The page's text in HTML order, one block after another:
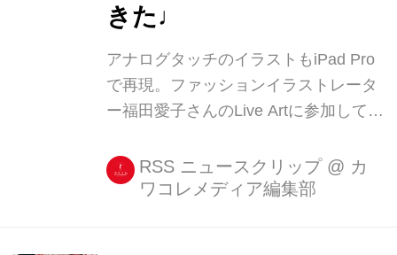
きた♩
アナログタッチのイラストもiPad Pro
で再現。ファッションイラストレータ
ー福田愛子さんのLive Artに参加してき
at Apple」、7月5日(水)のLive Artは、
ファッションイラストレーターとして
RSS ニュースクリップ @ カ
ワコレメディア編集部